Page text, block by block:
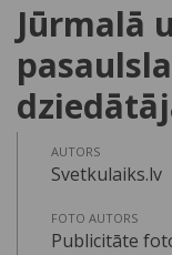
Jūrmalā
AUTORS
Svetkulaiks.lv
FOTO AUTORS
Publicitāte